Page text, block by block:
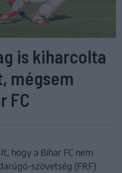
is kiharcolta
mégsem
FC
hogy a Bihar FC nem
szövetség (FRF)